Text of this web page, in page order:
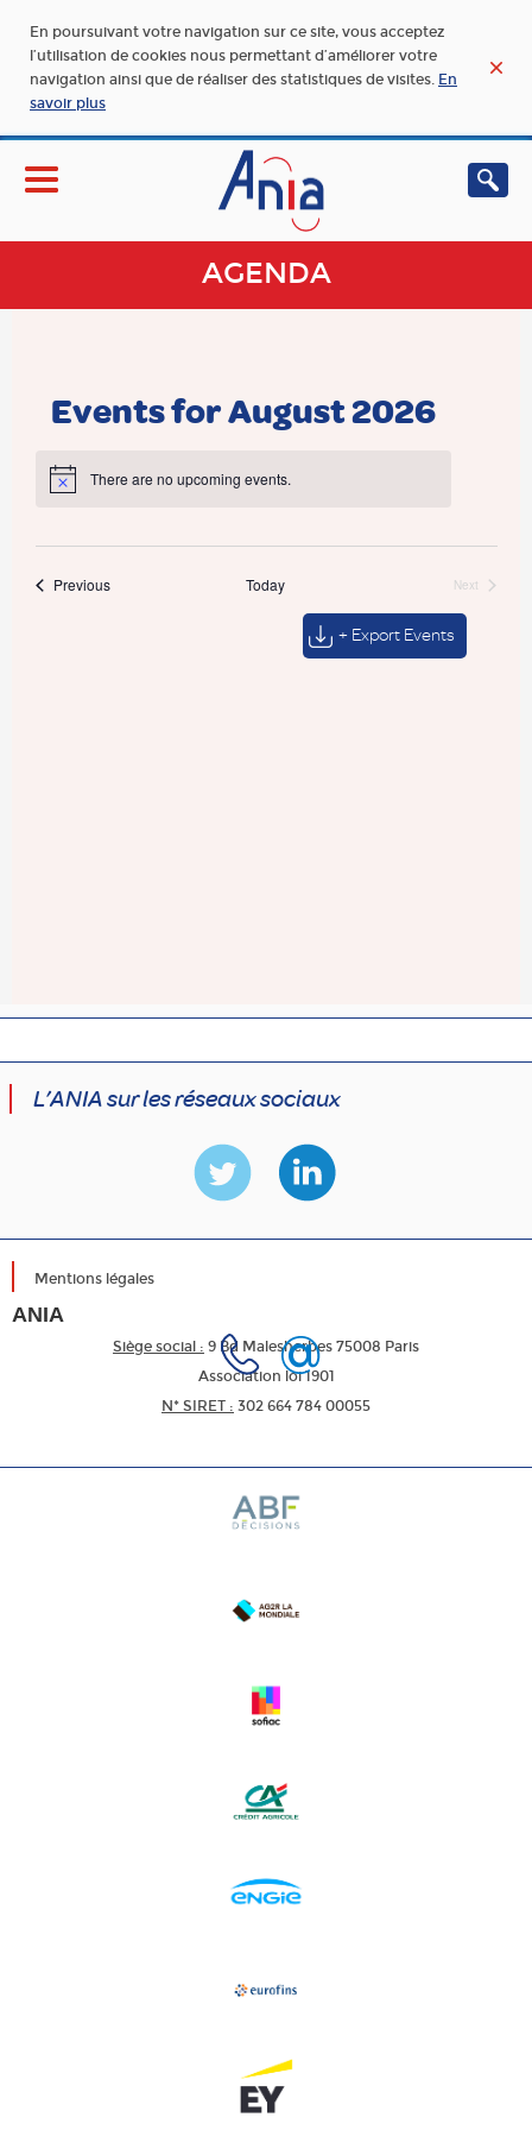
En poursuivant votre navigation sur ce site, vous acceptez
l’utilisation de cookies nous permettant d’améliorer votre
navigation ainsi que de réaliser des statistiques de visites. En
savoir plus
AGENDA
Events for August 2026
Notice There are no upcoming events.
PreviousEvents Today
Next
+ Export Events
L’ANIA sur les réseaux sociaux
Mentions légales
ANIA
Siège social : 9 Bd Malesherbes 75008 Paris
Association loi 1901
N* SIRET : 302 664 784 00055